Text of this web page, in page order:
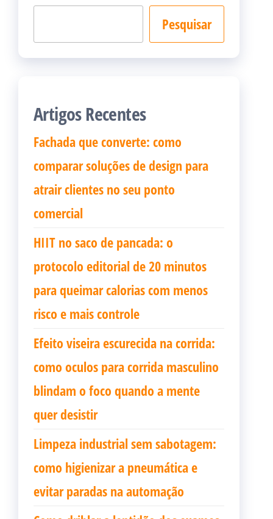
Pesquisar
Artigos Recentes
Fachada que converte: como
comparar soluções de design para
atrair clientes no seu ponto
comercial
HIIT no saco de pancada: o
protocolo editorial de 20 minutos
para queimar calorias com menos
risco e mais controle
Efeito viseira escurecida na corrida:
como oculos para corrida masculino
blindam o foco quando a mente
quer desistir
Limpeza industrial sem sabotagem:
como higienizar a pneumática e
evitar paradas na automação